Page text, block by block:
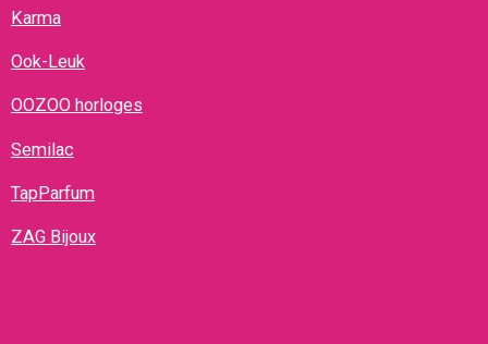
Karma
Ook-Leuk
OOZOO horloges
Semilac
TapParfum
ZAG Bijoux